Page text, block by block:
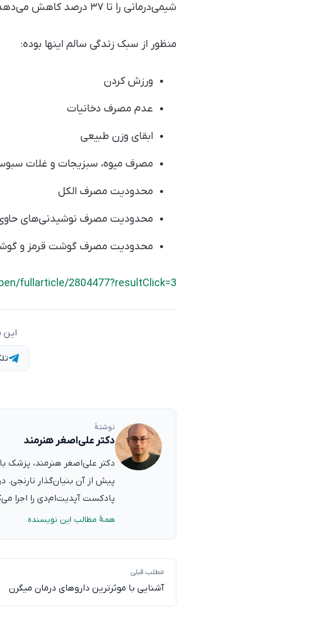
شیمی‌درمانی را تا ۳۷ درصد کاهش می‌دهد.
منظور از سبک زندگی سالم اینها بوده:
ورزش کردن
عدم مصرف دخانیات
ابقای وزن طبیعی
مصرف میوه، سبزیجات و غلات
محدودیت مصرف الکل
محدودیت مصرف نوشیدنی‌های
محدودیت مصرف گوشت قرمز و
fullarticle/2804477?resultClick=3
این
نوشتهٔ
دکتر علی‌اصغر هنرمند
پیش از آن بنیان‌گذار نارنجی.
پادکست آپدیت‌ام‌دی را اجرا
همهٔ مطالب این نویسنده
مطلب قبلی
آشنایی با موثرترین دارو‌های درمان میگرن